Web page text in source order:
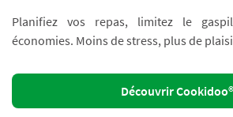
Planifiez vos repas, limitez le
économies. Moins de stress, plus de
Découvrir Cookidoo®